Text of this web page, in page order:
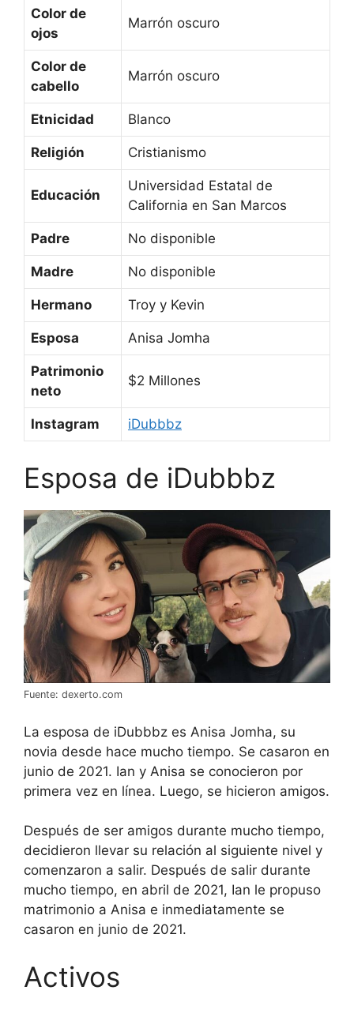
Color de
ojos
Marrón oscuro
Color de
cabello
Marrón oscuro
Etnicidad Blanco
Religión Cristianismo
Educación
Universidad Estatal de
California en San Marcos
Padre No disponible
Madre No disponible
Hermano Troy y Kevin
Esposa Anisa Jomha
Patrimonio
neto
$2 Millones
Instagram iDubbbz
Esposa de iDubbbz
Fuente: dexerto.com
La esposa de iDubbbz es Anisa Jomha, su
novia desde hace mucho tiempo. Se casaron en
junio de 2021. Ian y Anisa se conocieron por
primera vez en línea. Luego, se hicieron amigos.
Después de ser amigos durante mucho tiempo,
decidieron llevar su relación al siguiente nivel y
comenzaron a salir. Después de salir durante
mucho tiempo, en abril de 2021, Ian le propuso
matrimonio a Anisa e inmediatamente se
casaron en junio de 2021.
Activos